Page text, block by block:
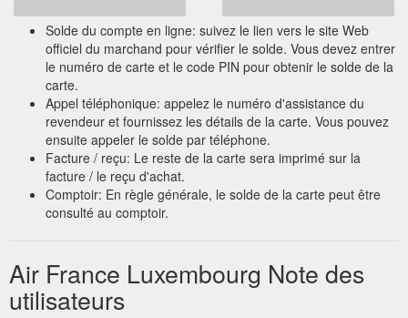
Solde du compte en ligne: suivez le lien vers le site Web
officiel du marchand pour vérifier le solde. Vous devez entrer
le numéro de carte et le code PIN pour obtenir le solde de la
carte.
Appel téléphonique: appelez le numéro d'assistance du
revendeur et fournissez les détails de la carte. Vous pouvez
ensuite appeler le solde par téléphone.
Facture / reçu: Le reste de la carte sera imprimé sur la
facture / le reçu d'achat.
Comptoir: En règle générale, le solde de la carte peut être
consulté au comptoir.
Air France Luxembourg Note des
utilisateurs